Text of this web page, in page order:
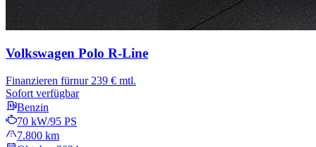
Volkswagen Polo R-Line
Finanzieren fürnur 239 € mtl.
Sofort verfügbar
Benzin
70 kW/95 PS
7.800 km